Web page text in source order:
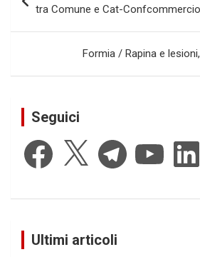
articoli
tra Comune e Cat-Confcommercio
Formia / Rapina e
Seguici
Facebook Telegram YouTube LinkedIn
Ultimi articoli